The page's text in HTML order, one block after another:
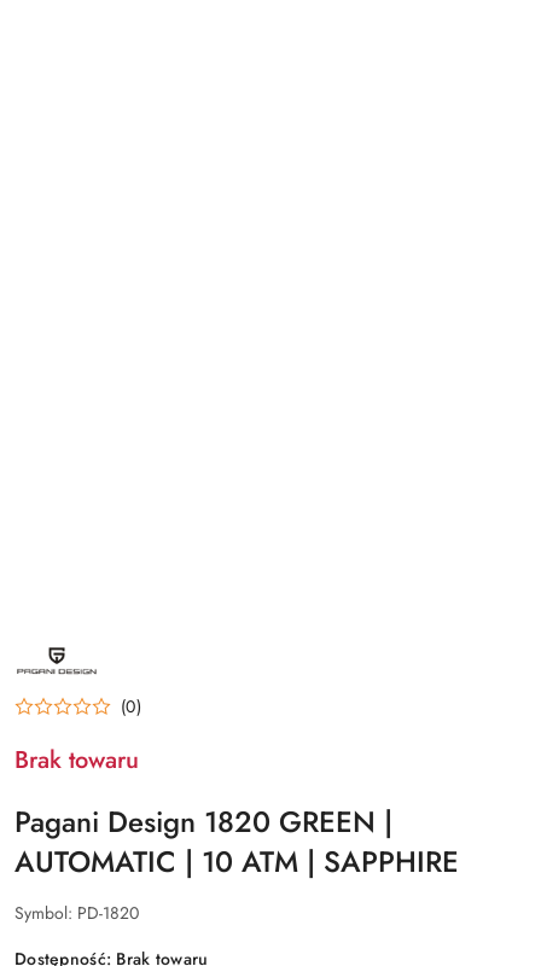
NAZWA
PRODUCENTA:
PAGANI
DESIGN (0)
Brak towaru
Pagani Design 1820 GREEN |
AUTOMATIC | 10 ATM | SAPPHIRE
Symbol: PD-1820
Dostępność: Brak towaru